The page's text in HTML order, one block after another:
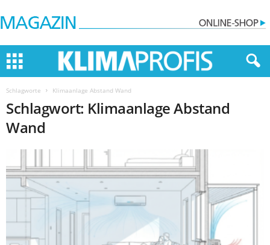
Schlagworte Klimaanlage Abstand Wand
Schlagwort: Klimaanlage Abstand
Wand